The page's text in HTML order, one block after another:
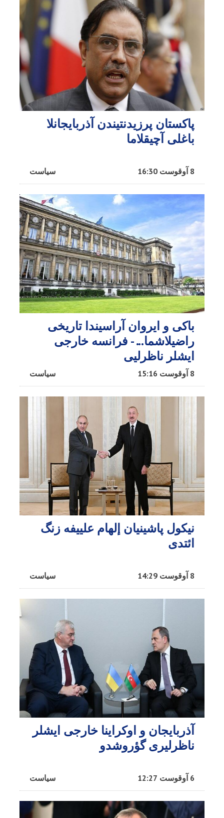
پاکستان پرزیدنتیندن آذربایجانلا
باغلی آچیقلاما
سیاست 8 آوقوست 16:30
باکی و ایروان آراسیندا تاریخی
راضیلاشما... - فرانسه خارجی
ایشلر ناظرلیی
سیاست 8 آوقوست 15:16
نیکول پاشینیان إلهام علييفه زنگ
ائتدی
سیاست 8 آوقوست 14:29
آذربایجان و اوکراینا خارجی ایشلر
ناظرلیری گؤروشدو
سیاست 6 آوقوست 12:27